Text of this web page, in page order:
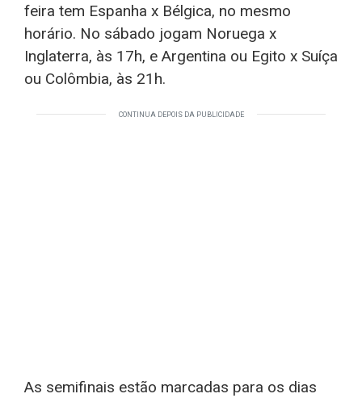
feira tem Espanha x Bélgica, no mesmo
horário. No sábado jogam Noruega x
Inglaterra, às 17h, e Argentina ou Egito x Suíça
ou Colômbia, às 21h.
CONTINUA DEPOIS DA PUBLICIDADE
As semifinais estão marcadas para os dias